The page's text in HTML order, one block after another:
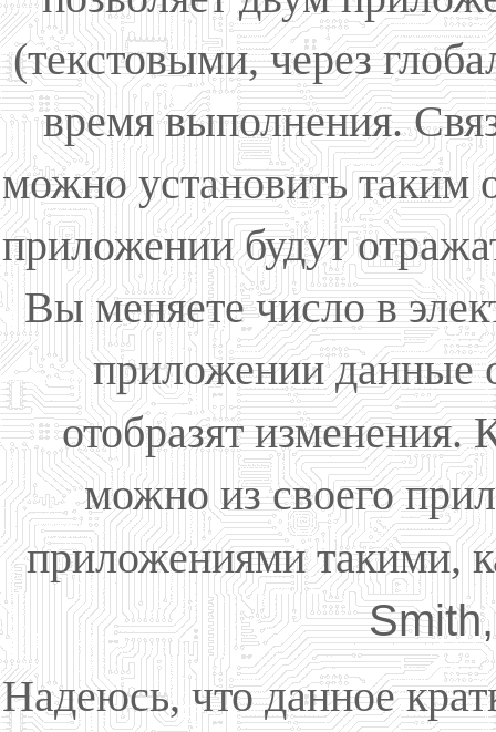
(текстовыми, через
время выполнения.
можно установить таким
приложении будут
Вы меняете число в
приложении данные
отобразят
можно из своего
приложениями такими,
Надеюсь, что данное